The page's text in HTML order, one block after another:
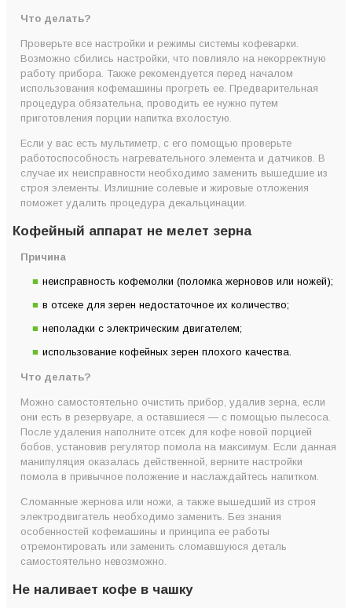
Что делать?
Проверьте все настройки и режимы системы кофеварки.
Возможно сбились настройки, что повлияло на некорректную
работу прибора. Также рекомендуется перед началом
использования кофемашины прогреть ее. Предварительная
процедура обязательна, проводить ее нужно путем
приготовления порции напитка вхолостую.
Если у вас есть мультиметр, с его помощью проверьте
работоспособность нагревательного элемента и датчиков. В
случае их неисправности необходимо заменить вышедшие из
строя элементы. Излишние солевые и жировые отложения
поможет удалить процедура декальцинации.
Кофейный аппарат не мелет зерна
Причина
неисправность кофемолки (поломка жерновов или ножей);
в отсеке для зерен недостаточное их количество;
неполадки с электрическим двигателем;
использование кофейных зерен плохого качества.
Что делать?
Можно самостоятельно очистить прибор, удалив зерна, если
они есть в резервуаре, а оставшиеся — с помощью пылесоса.
После удаления наполните отсек для кофе новой порцией
бобов, установив регулятор помола на максимум. Если данная
манипуляция оказалась действенной, верните настройки
помола в привычное положение и наслаждайтесь напитком.
Сломанные жернова или ножи, а также вышедший из строя
электродвигатель необходимо заменить. Без знания
особенностей кофемашины и принципа ее работы
отремонтировать или заменить сломавшуюся деталь
самостоятельно невозможно.
Не наливает кофе в чашку